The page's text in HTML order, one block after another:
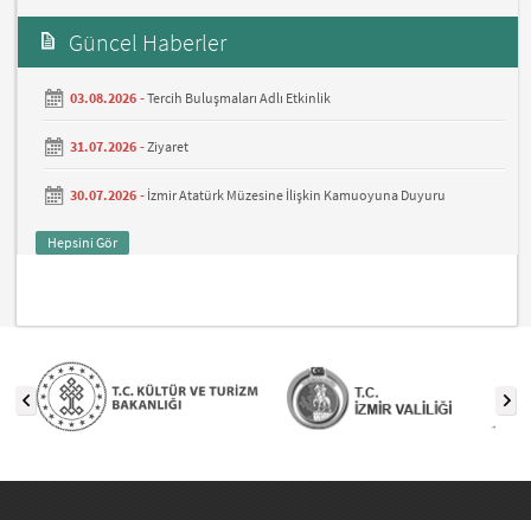
Güncel Haberler
03.08.2026 -Tercih Buluşmaları Adlı Etkinlik
31.07.2026 - Ziyaret
30.07.2026 - İzmir Atatürk Müzesine İlişkin Kamuoyuna Duyuru
Hepsini Gör